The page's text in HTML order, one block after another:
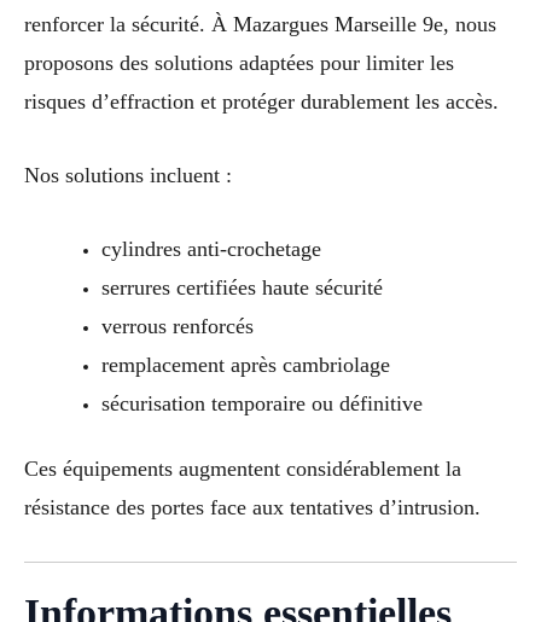
renforcer la sécurité. À Mazargues Marseille 9e, nous
proposons des solutions adaptées pour limiter les
risques d’effraction et protéger durablement les accès.
Nos solutions incluent :
cylindres anti-crochetage
serrures certifiées haute sécurité
verrous renforcés
remplacement après cambriolage
sécurisation temporaire ou définitive
Ces équipements augmentent considérablement la
résistance des portes face aux tentatives d’intrusion.
Informations essentielles